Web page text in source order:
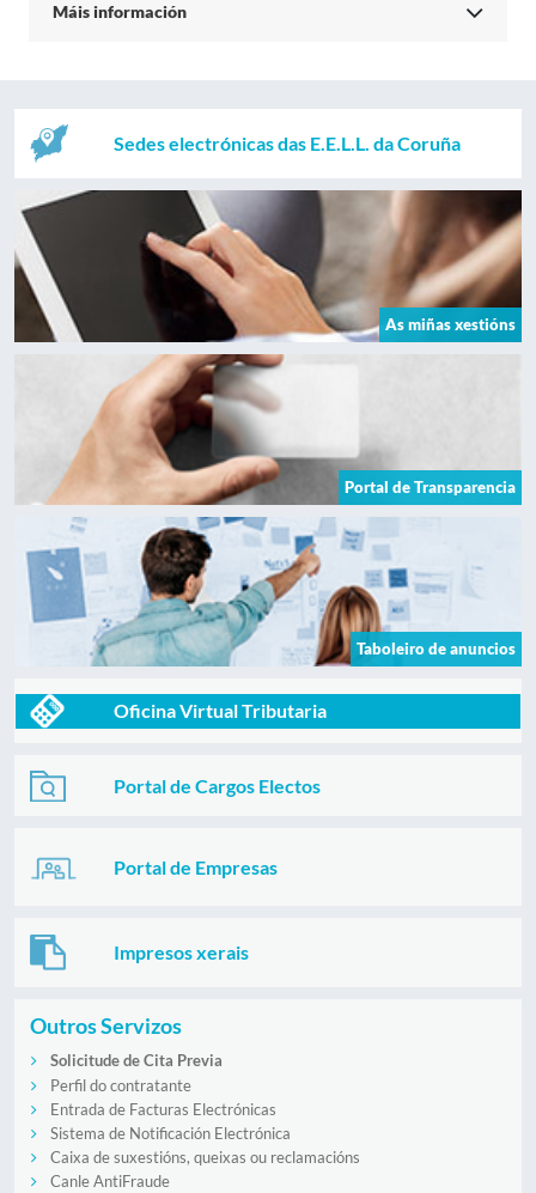
Máis información
Sedes electrónicas das E.E.L.L. da Coruña
As miñas xestións
Portal de Transparencia
Taboleiro de anuncios
Oficina Virtual Tributaria
Portal de Cargos Electos
Portal de Empresas
Impresos xerais
Outros Servizos
Solicitude de Cita Previa
Perfil do contratante
Entrada de Facturas Electrónicas
Sistema de Notificación Electrónica
Caixa de suxestións, queixas ou reclamacións
Canle AntiFraude